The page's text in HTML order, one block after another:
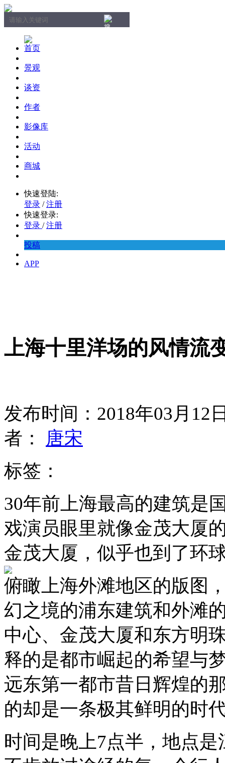
首页
景观
谈资
作者
影像库
活动
商城
快速登陆:
登录 / 注册
快速登录:
登录 / 注册
投稿
APP
上海十里洋场的风情流
发布时间：2018年03月12
者： 唐宋
标签：
30年前上海最高的建筑是
戏演员眼里就像金茂大厦
金茂大厦，似乎也到了环
俯瞰上海外滩地区的版图
幻之境的浦东建筑和外滩
中心、金茂大厦和东方明
释的是都市崛起的希望与
远东第一都市昔日辉煌的
的却是一条极其鲜明的时
时间是晚上7点半，地点